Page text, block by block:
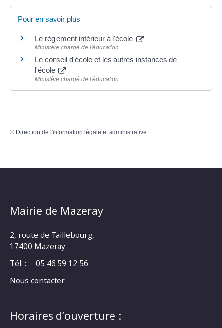
Pour en savoir plus
Le règlement intérieur à l'école
Ministère chargé de l'éducation
Le conseil d'école et les autres instances de
l'école
Ministère chargé de l'éducation
© Direction de l'information légale et administrative
Mairie de Mazeray
2, route de Taillebourg,
17400 Mazeray
Tél. :
05 46 59 12 56
Nous contacter
Horaires d’ouverture :